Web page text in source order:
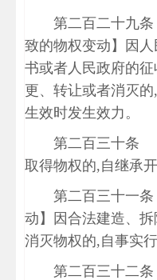
第二百二十九
致的物权变动】因
书或者人民政府的
更、转让或者消灭
生效时发生效力。
第二百三十条
取得物权的,自继承
第二百三十一
动】因合法建造、
消灭物权的,自事实
第二百三十二